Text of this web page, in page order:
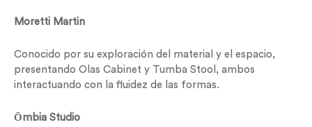
Moretti Martin
Conocido por su exploración del material y el espacio,
presentando Olas Cabinet y Tumba Stool, ambos
interactuando con la fluidez de las formas.
Ōmbia Studio